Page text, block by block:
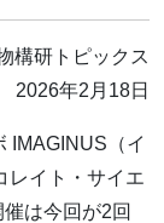
構研トピックス
2026年2月18日
IMAGINUS（イ
レイト・サイエ
は今回が2回